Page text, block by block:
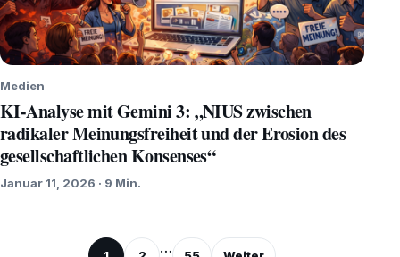
Medien
KI-Analyse mit Gemini 3: „NIUS zwischen
radikaler Meinungsfreiheit und der Erosion des
gesellschaftlichen Konsenses“
Januar 11, 2026 · 9 Min.
Seitennummerierung
…